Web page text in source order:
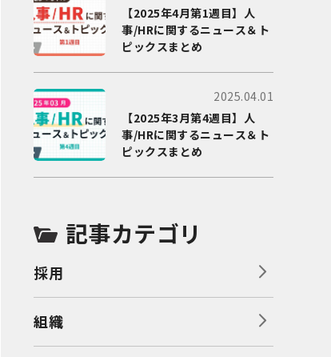
【2025年4月第1週目】人
事/HRに関するニュース＆ト
ピックスまとめ
2025.04.01
【2025年3月第4週目】人
事/HRに関するニュース＆ト
ピックスまとめ
記事カテゴリ
採用
組織